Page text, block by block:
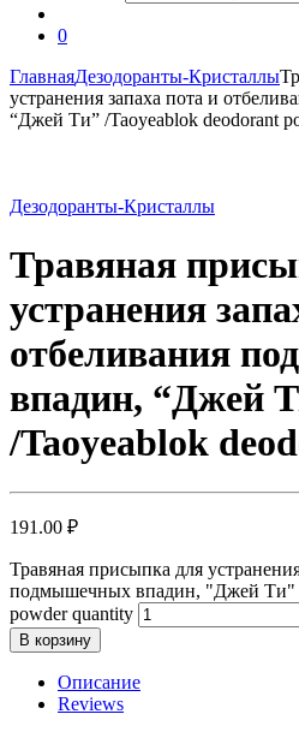
0
ГлавнаяДезодоранты-Кристаллы
устранения запаха пота и
“Джей Ти” /Taoyeablok deodorant
Дезодоранты-Кристаллы
Травяная
устранения
отбеливания
впадин, “Джей
/Taoyeablok
191.00 ₽
Травяная присыпка для
подмышечных впадин, "Джей Ти" /
powder quantity
В корзину
Описание
Reviews